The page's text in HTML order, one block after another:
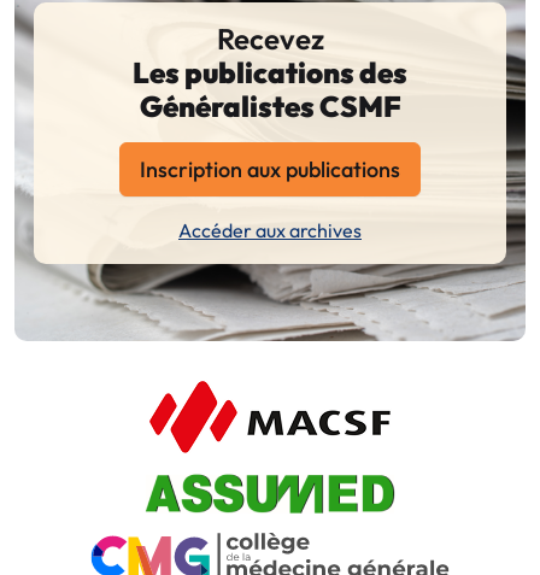
Recevez
Les publications des
Généralistes CSMF
Inscription aux publications
Accéder aux archives